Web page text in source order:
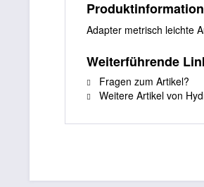
Adapter metrisch leichte
Weiterführende
Fragen zum Artikel?
Weitere Artikel von